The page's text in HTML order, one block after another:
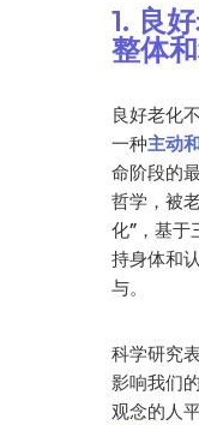
1. 良
整体
良好老化
一种主动
命阶段的
哲学，被
化”，基于
持身体和
与。
科学研究
影响我们
观念的人